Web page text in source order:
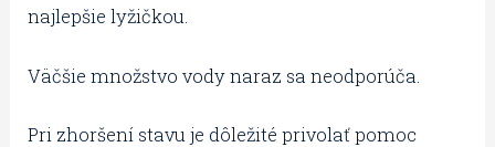
najlepšie lyžičkou.
Väčšie množstvo vody naraz sa neodporúča.
Pri zhoršení stavu je dôležité privolať pomoc